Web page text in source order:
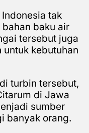
tak
baku air
tersebut juga
kebutuhan
turbin tersebut,
di Jawa
sumber
banyak orang.